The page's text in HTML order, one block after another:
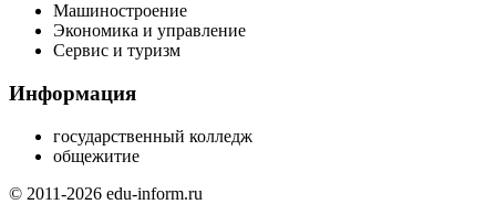
Машиностроение
Экономика и управление
Сервис и туризм
Информация
государственный колледж
общежитие
© 2011-2026 edu-inform.ru